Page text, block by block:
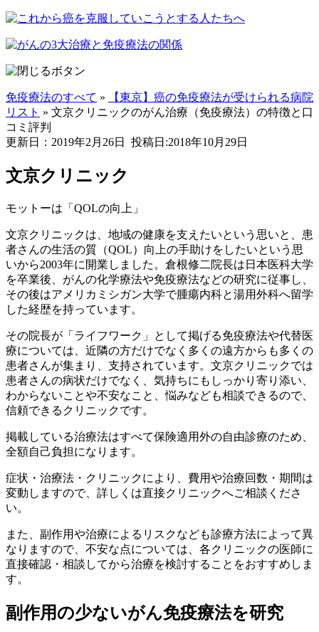
免疫療法のすべて »
【東京】癌の免疫療法が受けられる病院
リスト » 文京クリニックのがん治療（免疫療法）の特徴と口
コミ評判
更新日：2019年2月26日
投稿日:2018年10月29日
文京クリニック
モットーは「QOLの向上」
文京クリニックは、地域の健康を支えたいという思いと、患
者さんの生活の質（QOL）向上の手助けをしたいという思
いから2003年に開業しました。倉根修二院長は日本医科大学
を卒業後、がんの化学療法や免疫療法などの研究に従事し、
その後はアメリカミシガン大学で腫瘍内科と湯用外科へ留学
した経歴を持っています。
その院長が「ライフワーク」として掲げる免疫療法や代替医
療については、近隣の方だけでなく多くの遠方からも多くの
患者さんが集まり、支持されています。文京クリニックでは
患者さんの病状だけでなく、気持ちにもしっかり寄り添い、
わからないことや不安なこと、悩みなども相談できるので、
信頼できるクリニックです。
掲載している治療法はすべて保険適用外の自由診療のため、
全額自己負担になります。
症状・治療法・クリニックにより、費用や治療回数・期間は
変動しますので、詳しくは直接クリニックへご相談くださ
い。
また、副作用や治療によるリスクなども診療方法によって異
なりますので、不安な点については、各クリニックの医師に
直接確認・相談してから治療を検討することをおすすめしま
す。
副作用の少ないがん免疫療法を研究